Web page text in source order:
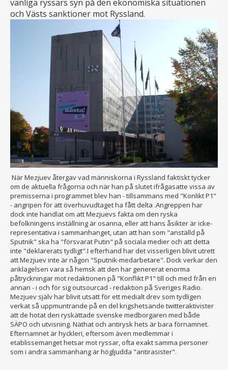
vanliga ryssars syn på den ekonomiska situationen
och Västs sanktioner mot Ryssland.
När Mezjuev återgav vad människorna i Ryssland faktiskt tycker
om de aktuella frågorna och när han på slutet ifrågasatte vissa av
premisserna i programmet blev han - tillsammans med "Konlikt P1"
- angripen för att överhuvudtaget ha fått delta .Angreppen har
dock inte handlat om att Mezjuevs fakta om den ryska
befolkningens inställning är osanna, eller att hans åsikter är icke-
representativa i sammanhanget, utan att han som "anställd på
Sputnik" ska ha "försvarat Putin" på sociala medier och att detta
inte "deklarerats tydligt".I efterhand har det visserligen blivit utrett
att Mezjuev inte är någon "Sputnik-medarbetare". Dock verkar den
anklagelsen vara så hemsk att den har genererat enorma
påtryckningar mot redaktionen på "Konflikt P1" till och med från en
annan - i och för sig outsourcad - redaktion på Sveriges Radio.
Mezjuev själv har blivit utsatt för ett medialt drev som tydligen
verkat så uppmuntrande på en del krigshetsande twitteraktivister
att de hotat den ryskättade svenske medborgaren med både
SÄPO och utvisning. Näthat och antirysk hets är bara förnamnet.
Efternamnet är hyckleri, eftersom även medlemmar i
etablissemanget hetsar mot ryssar, ofta exakt samma personer
som i andra sammanhang är högljudda "antirasister".